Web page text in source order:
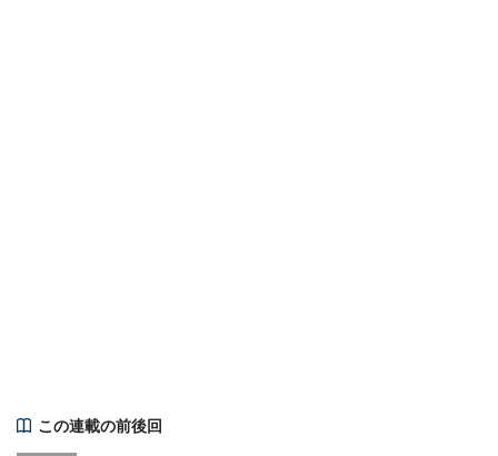
この連載の前後回